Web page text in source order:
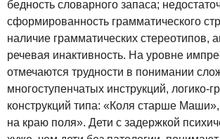
бедность словарного запаса;
сформированность грамматического
наличие грамматических стереотипов,
речевая инактивность. На уровне
отмечаются трудности в понимании
многоступенчатых инструкций, логико-
конструкций типа: «Коля старше
на краю поля». Дети с задержкой